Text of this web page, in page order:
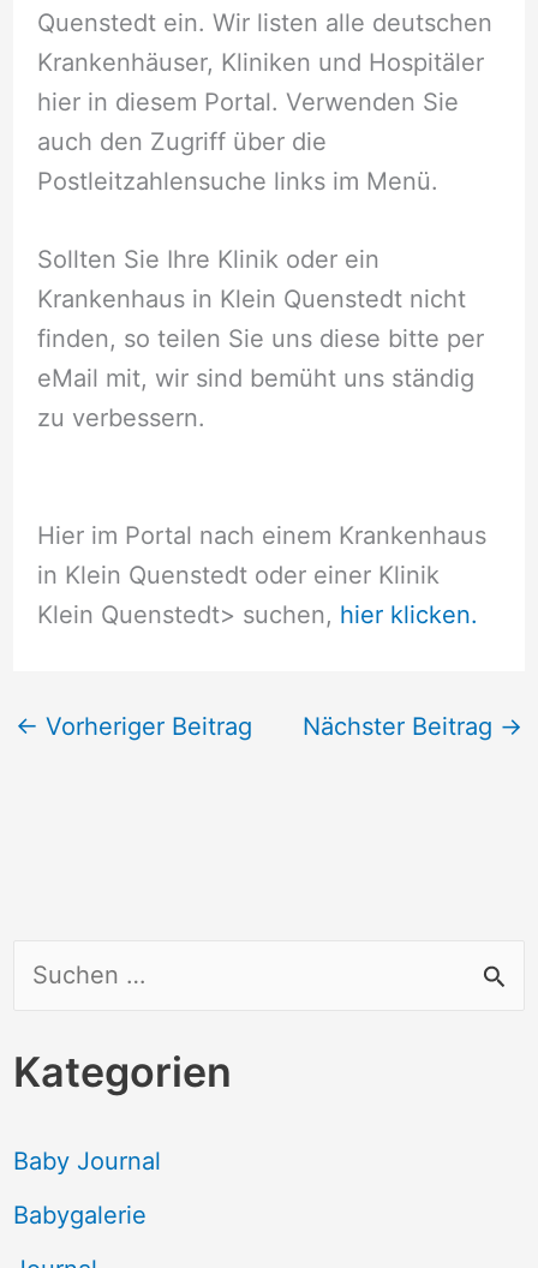
c
e
n
Kategorien
Baby Journal
Babygalerie
Quenstedt ein. Wir listen alle deutschen
Krankenhäuser, Kliniken und Hospitäler
hier in diesem Portal. Verwenden Sie
auch den Zugriff über die
Postleitzahlensuche links im Menü.
Sollten Sie Ihre Klinik oder ein
Krankenhaus in Klein Quenstedt nicht
finden, so teilen Sie uns diese bitte per
eMail mit, wir sind bemüht uns ständig
zu verbessern.
Hier im Portal nach einem Krankenhaus
in Klein Quenstedt oder einer Klinik
Klein Quenstedt> suchen, hier klicken.
← Vorheriger Beitrag Nächster Beitrag →